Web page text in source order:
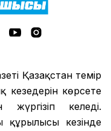
Қазақстан темір
көрсете
келеді.
құрылысы кезінде